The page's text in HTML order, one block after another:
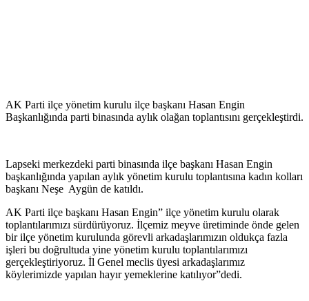
AK Parti ilçe yönetim kurulu ilçe başkanı Hasan Engin
Başkanlığında parti binasında aylık olağan toplantısını gerçekleştirdi.
Lapseki merkezdeki parti binasında ilçe başkanı Hasan Engin
başkanlığında yapılan aylık yönetim kurulu toplantısına kadın kolları
başkanı Neşe Aygün de katıldı.
AK Parti ilçe başkanı Hasan Engin” ilçe yönetim kurulu olarak
toplantılarımızı sürdürüyoruz. İlçemiz meyve üretiminde önde gelen
bir ilçe yönetim kurulunda görevli arkadaşlarımızın oldukça fazla
işleri bu doğrultuda yine yönetim kurulu toplantılarımızı
gerçekleştiriyoruz. İl Genel meclis üyesi arkadaşlarımız
köylerimizde yapılan hayır yemeklerine katılıyor”dedi.